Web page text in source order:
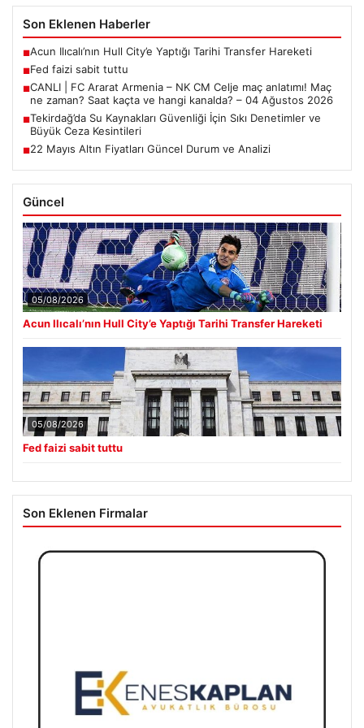
Son Eklenen Haberler
■Acun Ilıcalı’nın Hull City’e Yaptığı Tarihi Transfer Hareketi
■Fed faizi sabit tuttu
■CANLI | FC Ararat Armenia – NK CM Celje maç anlatımı! Maç
ne zaman? Saat kaçta ve hangi kanalda? – 04 Ağustos 2026
■Tekirdağ’da Su Kaynakları Güvenliği İçin Sıkı Denetimler ve
Büyük Ceza Kesintileri
■22 Mayıs Altın Fiyatları Güncel Durum ve Analizi
Güncel
05/08/2026
Acun Ilıcalı’nın Hull City’e Yaptığı Tarihi Transfer Hareketi
05/08/2026
Fed faizi sabit tuttu
Son Eklenen Firmalar